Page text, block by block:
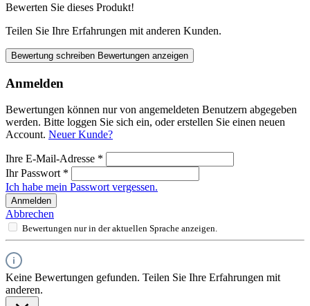
Bewerten Sie dieses Produkt!
Teilen Sie Ihre Erfahrungen mit anderen Kunden.
Bewertung schreiben Bewertungen anzeigen
Anmelden
Bewertungen können nur von angemeldeten Benutzern abgegeben
werden. Bitte loggen Sie sich ein, oder erstellen Sie einen neuen
Account. Neuer Kunde?
Ihre E-Mail-Adresse *
Ihr Passwort *
Ich habe mein Passwort vergessen.
Anmelden
Abbrechen
Bewertungen nur in der aktuellen Sprache anzeigen.
Keine Bewertungen gefunden. Teilen Sie Ihre Erfahrungen mit
anderen.